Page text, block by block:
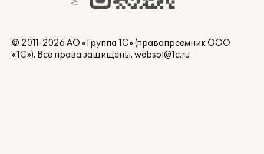
© 2011-2026 АО «Группа 1С» (правопреемник ООО
«1С»). Все права защищены. websol@1c.ru